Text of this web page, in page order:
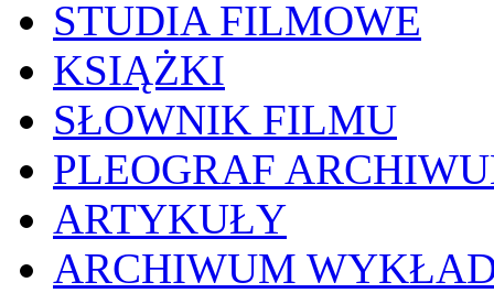
STUDIA FILMOWE
KSIĄŻKI
SŁOWNIK FILMU
PLEOGRAF
ARTYKUŁY
ARCHIWUM